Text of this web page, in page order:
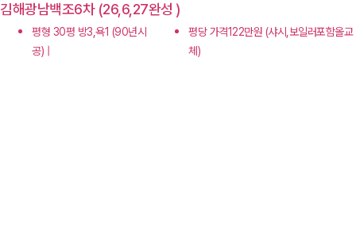
김해광남백조6차 (26,6,27완성 )
평형 30평 방3,욕1 (90년시
공) |
평당 가격122만원 (샤시,보일러포함올교
체)